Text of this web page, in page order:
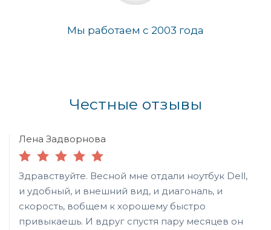
Мы работаем с 2003 года
Честные отзывы
Лена Задворнова
Здравствуйте. Весной мне отдали ноутбук Dell,
и удобный, и внешний вид, и диагональ, и
скорость, вобщем к хорошему быстро
привыкаешь. И вдруг спустя пару месяцев он